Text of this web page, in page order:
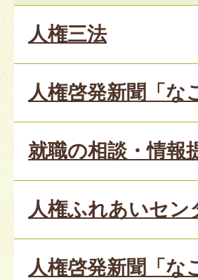
人権三法
人権啓発新聞「な
就職の相談・情報
人権ふれあいセ
人権啓発新聞「な